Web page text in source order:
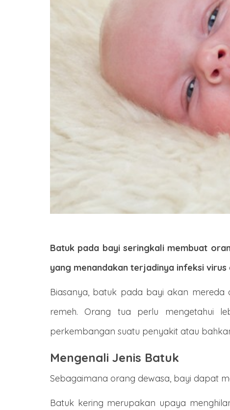
Batuk pada bayi seringkali membuat
yang menandakan terjadinya infeksi
Biasanya, batuk pada bayi akan mereda
remeh. Orang tua perlu mengetahui
perkembangan suatu penyakit atau
Mengenali Jenis Batuk
Sebagaimana orang dewasa, bayi dapat
Batuk kering merupakan upaya